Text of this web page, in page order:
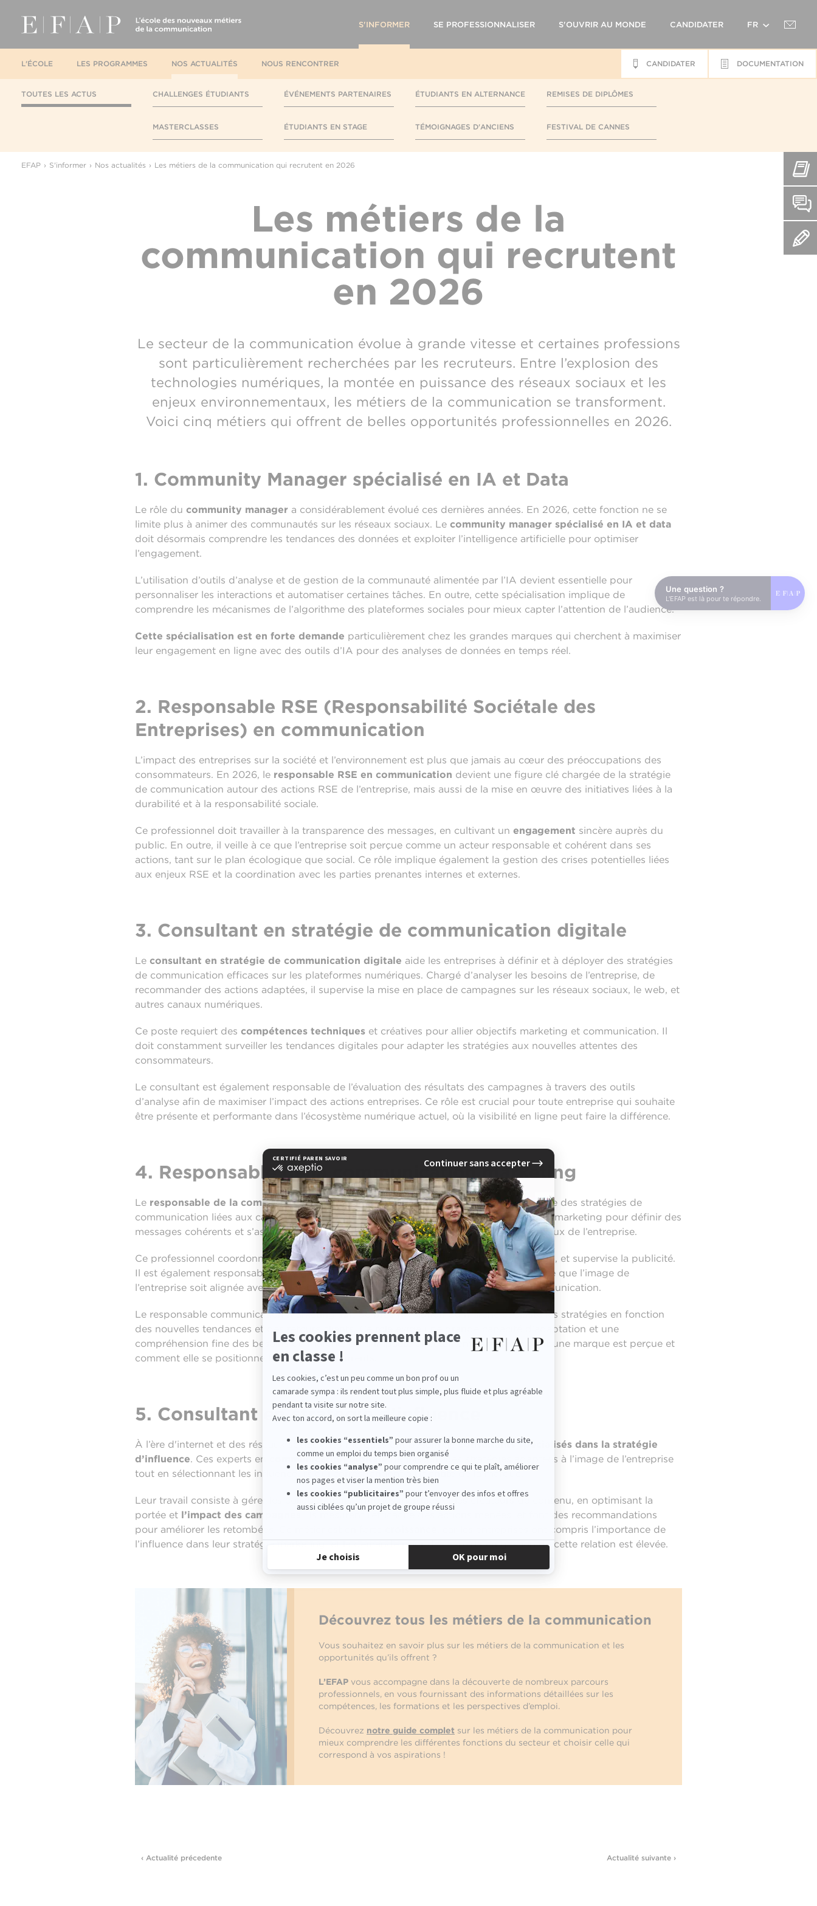
S'INFORMER SE PROFESSIONNALISER S'OUVRIR AU MONDE CANDIDATER FR
L'ÉCOLE LES PROGRAMMES NOS ACTUALITÉS NOUS RENCONTRER DOCUMENTATION
CANDIDATER
TOUTES LES ACTUS CHALLENGES ÉTUDIANTS
MASTERCLASSES
ÉVÉNEMENTS PARTENAIRES
ÉTUDIANTS EN STAGE
ÉTUDIANTS EN ALTERNANCE
TÉMOIGNAGES D'ANCIENS
REMISES DE DIPLÔMES
FESTIVAL DE CANNES
EFAP S'informer Nos actualités Les métiers de la communication qui recrutent en 2026
Les métiers de la
communication qui recrutent
en 2026
Le secteur de la communication évolue à grande vitesse et certaines professions
sont particulièrement recherchées par les recruteurs. Entre l’explosion des
technologies numériques, la montée en puissance des réseaux sociaux et les
enjeux environnementaux, les métiers de la communication se transforment.
Voici cinq métiers qui offrent de belles opportunités professionnelles en 2026.
1. Community Manager spécialisé en IA et Data
Le rôle du community manager a considérablement évolué ces dernières années. En 2026, cette fonction ne se
limite plus à animer des communautés sur les réseaux sociaux. Le community manager spécialisé en IA et data
doit désormais comprendre les tendances des données et exploiter l’intelligence artificielle pour optimiser
l’engagement.
L’utilisation d’outils d’analyse et de gestion de la communauté alimentée par l’IA devient essentielle pour
personnaliser les interactions et automatiser certaines tâches. En outre, cette spécialisation implique de
comprendre les mécanismes de l’algorithme des plateformes sociales pour mieux capter l’attention de l’audience.
Cette spécialisation est en forte demande particulièrement chez les grandes marques qui cherchent à maximiser
leur engagement en ligne avec des outils d’IA pour des analyses de données en temps réel.
2. Responsable RSE (Responsabilité Sociétale des
Entreprises) en communication
L’impact des entreprises sur la société et l’environnement est plus que jamais au cœur des préoccupations des
consommateurs. En 2026, le responsable RSE en communication devient une figure clé chargée de la stratégie
de communication autour des actions RSE de l’entreprise, mais aussi de la mise en œuvre des initiatives liées à la
durabilité et à la responsabilité sociale.
Ce professionnel doit travailler à la transparence des messages, en cultivant un engagement sincère auprès du
public. En outre, il veille à ce que l’entreprise soit perçue comme un acteur responsable et cohérent dans ses
actions, tant sur le plan écologique que social. Ce rôle implique également la gestion des crises potentielles liées
aux enjeux RSE et la coordination avec les parties prenantes internes et externes.
3. Consultant en stratégie de communication digitale
Le consultant en stratégie de communication digitale aide les entreprises à définir et à déployer des stratégies
de communication efficaces sur les plateformes numériques. Chargé d’analyser les besoins de l’entreprise, de
recommander des actions adaptées, il supervise la mise en place de campagnes sur les réseaux sociaux, le web, et
autres canaux numériques.
Ce poste requiert des compétences techniques et créatives pour allier objectifs marketing et communication. Il
doit constamment surveiller les tendances digitales pour adapter les stratégies aux nouvelles attentes des
consommateurs.
Le consultant est également responsable de l’évaluation des résultats des campagnes à travers des outils
d’analyse afin de maximiser l’impact des actions entreprises. Ce rôle est crucial pour toute entreprise qui souhaite
être présente et performante dans l’écosystème numérique actuel, où la visibilité en ligne peut faire la différence.
4. Responsable de la communication marketing
Le responsable de la communication marketingest un acteur clé dans la mise en place des stratégies de
communication liées aux campagnes marketing. Il travaille étroitement avec les équipes marketing pour définir des
messages cohérents et s’assurer que la communication soutient les objectifs commerciaux de l’entreprise.
Ce professionnel coordonne souvent la création de contenus, gère les relations presse, et supervise la publicité.
Il est également responsable de la gestion de la réputation de la marque, en veillant à ce que l’image de
l’entreprise soit alignée avec les valeurs de la marque à travers tous les canaux de communication.
Le responsable communication marketing suit de près l’évolution du marché et ajuste les stratégies en fonction
des nouvelles tendances et des retours clients. Ce rôle exige une grande capacité d’adaptation et une
compréhension fine des besoins du marché, car il impacte directement la manière dont une marque est perçue et
comment elle se positionne face à ses concurrents.
5. Consultant en stratégie d’influence
À l’ère d'internet et des réseaux sociaux, les marques ont besoin deconsultants spécialisés dans la stratégie
d’influence. Ces experts en communication digitaledéfinissent des stratégies adaptées à l’image de l’entreprise
tout en sélectionnant les influenceurs qui correspondent à l’identité de la marque.
Leur travail consiste à gérer les collaborations entre les marques et les créateurs de contenu, en optimisant la
portée et l’impact des campagnes
. Ils mesurent l’efficacité des actions menées, et font des recommandations
pour améliorer les retombées. Ce métier est en forte
, car les entreprises ont compris l’importance de
l’influence dans leur stratégie marketing, et la demande pour des experts en gestion de cette relation est élevée.
Découvrez tous les métiers de la communication
Vous souhaitez en savoir plus sur les métiers de la communication et les
opportunités qu’ils offrent ?
L’EFAP vous accompagne dans la découverte de nombreux parcours
professionnels, en vous fournissant des informations détaillées sur les
compétences, les formations et les perspectives d’emploi.
Découvrez notre guide complet sur les métiers de la communication pour
mieux comprendre les différentes fonctions du secteur et choisir celle qui
correspond à vos aspirations !
‹ Actualité précedente Actualité suivante ›
Une question ?
L'EFAP est là pour te répondre.